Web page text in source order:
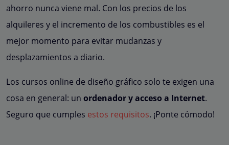
ahorro nunca viene mal. Con los precios de los
alquileres y el incremento de los combustibles es el
mejor momento para evitar mudanzas y
desplazamientos a diario.
Los cursos online de diseño gráfico solo te exigen una
cosa en general: un ordenador y acceso a Internet.
Seguro que cumples estos requisitos. ¡Ponte cómodo!